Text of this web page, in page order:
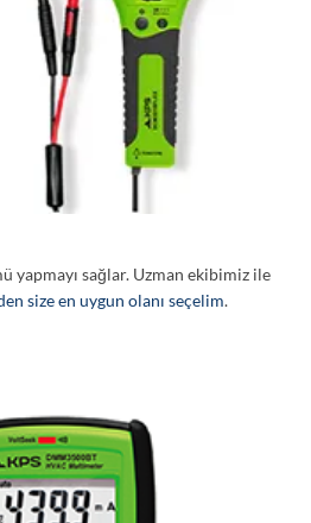
yapmayı sağlar. Uzman ekibimiz ile
size en uygun olanı seçelim.